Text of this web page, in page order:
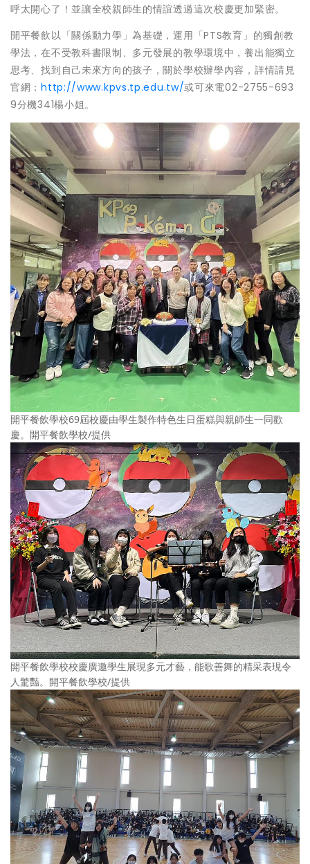
呼太開心了！並讓全校親師生的情誼透過這次校慶更加緊密。
開平餐飲以「關係動力學」為基礎，運用「PTS教育」的獨創教
學法，在不受教科書限制、多元發展的教學環境中，養出能獨立
思考、找到自己未來方向的孩子，關於學校辦學內容，詳情請見
官網：http://www.kpvs.tp.edu.tw/或可來電02-2755-693
9分機341楊小姐。
開平餐飲學校69屆校慶由學生製作特色生日蛋糕與親師生一同歡
慶。開平餐飲學校/提供
開平餐飲學校校慶廣邀學生展現多元才藝，能歌善舞的精采表現令
人驚豔。開平餐飲學校/提供